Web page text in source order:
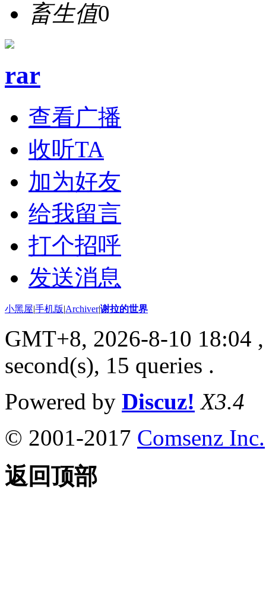
畜生值0
rar
查看广播
收听TA
加为好友
给我留言
打个招呼
发送消息
小黑屋|手机版|Archiver|谢拉的世界
GMT+8, 2026-8-10 18:04
second(s), 15 queries .
Powered by Discuz! X3.4
© 2001-2017 Comsenz Inc.
返回顶部